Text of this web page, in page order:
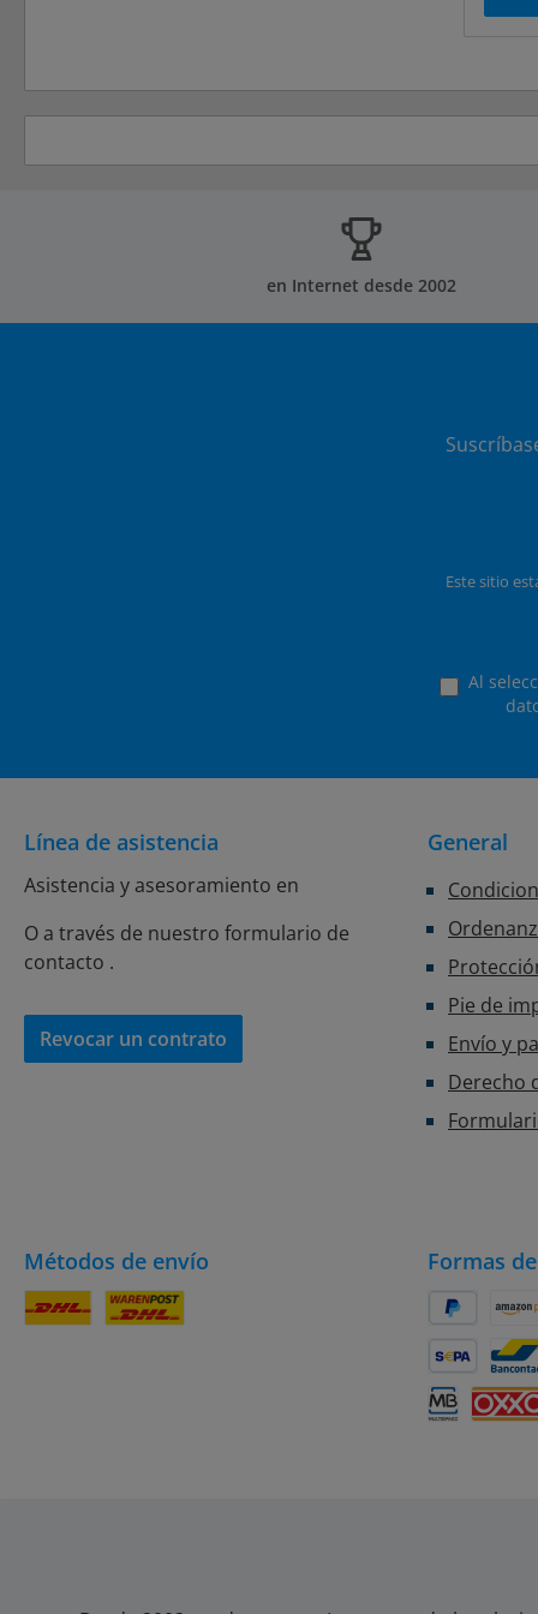
en Internet desde 2002
Este sitio
Al
Línea de asistencia
Asistencia y asesoramiento en
O a través de nuestro formulario de
contacto .
Revocar un contrato
General
Pie de
Envío y
Derecho
Métodos de envío Formas
SEPA